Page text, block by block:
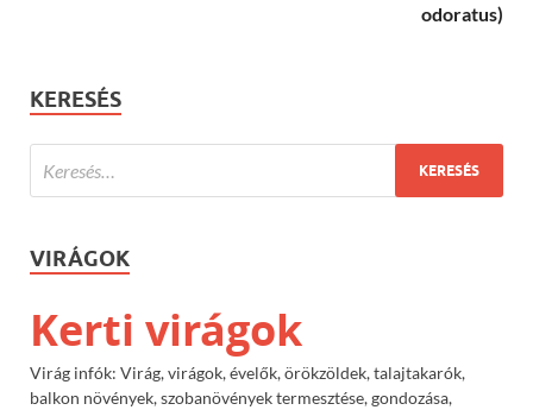
odoratus)
KERESÉS
VIRÁGOK
Kerti virágok
Virág infók: Virág, virágok, évelők, örökzöldek, talajtakarók,
balkon növények, szobanövények termesztése, gondozása,